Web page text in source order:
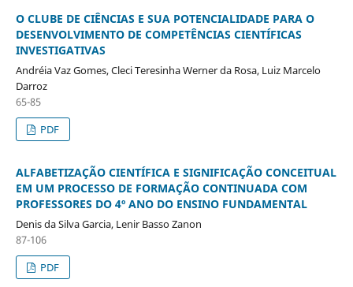
O CLUBE DE CIÊNCIAS E SUA POTENCIALIDADE PARA O
DESENVOLVIMENTO DE COMPETÊNCIAS CIENTÍFICAS
INVESTIGATIVAS
Andréia Vaz Gomes, Cleci Teresinha Werner da Rosa, Luiz Marcelo
Darroz
65-85
PDF
ALFABETIZAÇÃO CIENTÍFICA E SIGNIFICAÇÃO CONCEITUAL
EM UM PROCESSO DE FORMAÇÃO CONTINUADA COM
PROFESSORES DO 4º ANO DO ENSINO FUNDAMENTAL
Denis da Silva Garcia, Lenir Basso Zanon
87-106
PDF